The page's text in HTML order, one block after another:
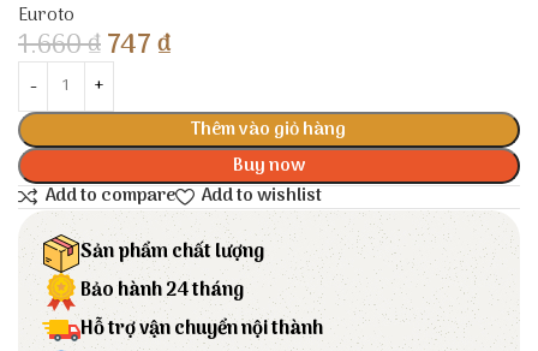
Euroto
1.660₫747₫
Thêm vào giỏ hàng
Buy now
Add to compare
Add to wishlist
Sản phẩm chất lượng
Bảo hành 24 tháng
Hỗ trợ vận chuyển nội thành